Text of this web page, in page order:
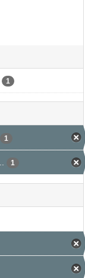
1
1
1